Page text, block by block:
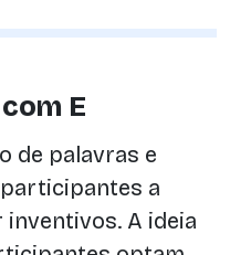
E
de palavras e
a
A ideia